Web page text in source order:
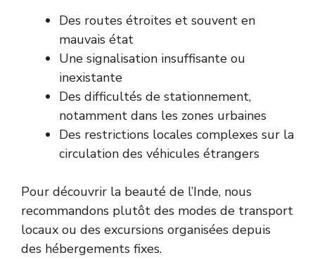
Des routes étroites et souvent en
mauvais état
Une signalisation insuffisante ou
inexistante
Des difficultés de stationnement,
notamment dans les zones urbaines
Des restrictions locales complexes sur la
circulation des véhicules étrangers
Pour découvrir la beauté de l’Inde, nous
recommandons plutôt des modes de transport
locaux ou des excursions organisées depuis
des hébergements fixes.